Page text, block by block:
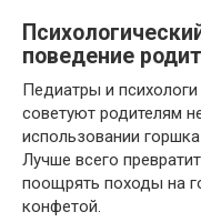
поведение
Педиатры и
советуют родителям
использовании
Лучше всего
поощрять походы на
конфетой.